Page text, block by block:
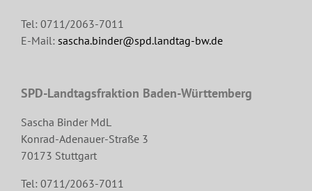
Tel: 0711/2063-7011
E-Mail: sascha.binder@spd.landtag-bw.de
SPD-Landtagsfraktion Baden-Württemberg
Sascha Binder MdL
Konrad-Adenauer-Straße 3
70173 Stuttgart
Tel: 0711/2063-7011